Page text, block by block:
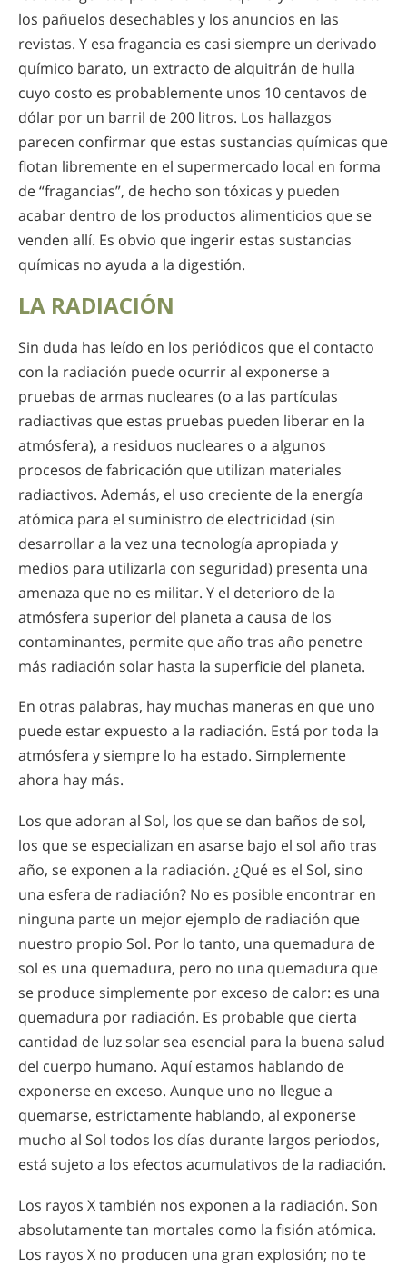
los pañuelos desechables y los anuncios en las
revistas. Y esa fragancia es casi siempre un derivado
químico barato, un extracto de alquitrán de hulla
cuyo costo es probablemente unos 10 centavos de
dólar por un barril de 200 litros. Los hallazgos
parecen confirmar que estas sustancias químicas que
flotan libremente en el supermercado local en forma
de “fragancias”, de hecho son tóxicas y pueden
acabar dentro de los productos alimenticios que se
venden allí. Es obvio que ingerir estas sustancias
químicas no ayuda a la digestión.
LA RADIACIÓN
Sin duda has leído en los periódicos que el contacto
con la radiación puede ocurrir al exponerse a
pruebas de armas nucleares (o a las partículas
radiactivas que estas pruebas pueden liberar en la
atmósfera), a residuos nucleares o a algunos
procesos de fabricación que utilizan materiales
radiactivos. Además, el uso creciente de la energía
atómica para el suministro de electricidad (sin
desarrollar a la vez una tecnología apropiada y
medios para utilizarla con seguridad) presenta una
amenaza que no es militar. Y el deterioro de la
atmósfera superior del planeta a causa de los
contaminantes, permite que año tras año penetre
más radiación solar hasta la superficie del planeta.
En otras palabras, hay muchas maneras en que uno
puede estar expuesto a la radiación. Está por toda la
atmósfera y siempre lo ha estado. Simplemente
ahora hay más.
Los que adoran al Sol, los que se dan baños de sol,
los que se especializan en asarse bajo el sol año tras
año, se exponen a la radiación. ¿Qué es el Sol, sino
una esfera de radiación? No es posible encontrar en
ninguna parte un mejor ejemplo de radiación que
nuestro propio Sol. Por lo tanto, una quemadura de
sol es una quemadura, pero no una quemadura que
se produce simplemente por exceso de calor: es una
quemadura por radiación. Es probable que cierta
cantidad de luz solar sea esencial para la buena salud
del cuerpo humano. Aquí estamos hablando de
exponerse en exceso. Aunque uno no llegue a
quemarse, estrictamente hablando, al exponerse
mucho al Sol todos los días durante largos periodos,
está sujeto a los efectos acumulativos de la radiación.
Los rayos X también nos exponen a la radiación. Son
absolutamente tan mortales como la fisión atómica.
Los rayos X no producen una gran explosión; no te